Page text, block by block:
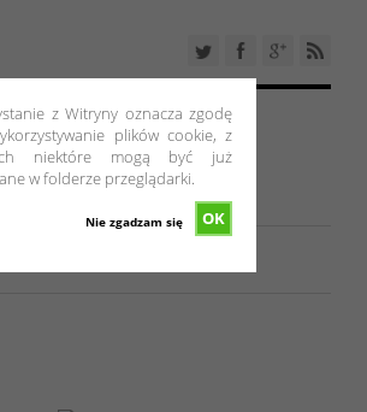
z Witryny oznacza zgodę
plików cookie, z
niektóre mogą być już
w folderze przeglądarki.
OK
Nie zgadzam się